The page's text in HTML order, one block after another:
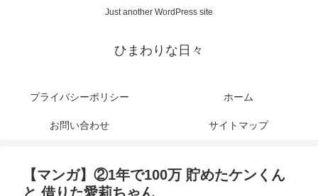
Just another WordPress site
ひまわりな日々
プライバシーポリシー ホーム
お問い合わせ サイトマップ
【マンガ】②1年で100万 貯めたケンくん
と 借りた愛莉ちゃん